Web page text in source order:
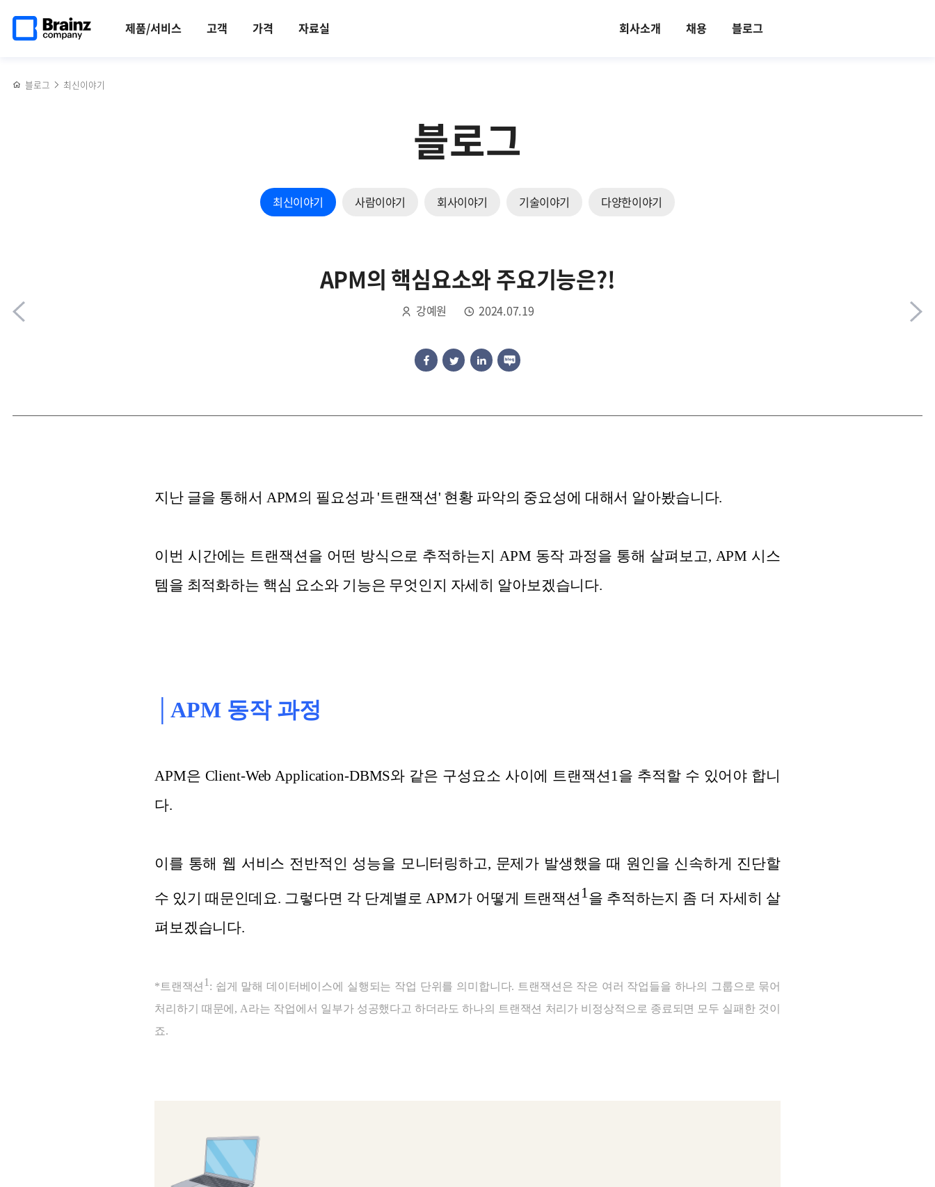
건너뛰기
제품/서비스 고객 가격 자료실 회사소개 채용 블로그
페이지로
블로그 최신이야기
블로그
최신이야기 사람이야기 회사이야기 기술이야기 다양한이야기
모니터링의
중요성과
기준은?!
APM의 핵심요소와 주요기능은?!
강예원 2024.07.19
공유하기
공유하기
공유하기
공유하기
(Observability)
지난 글을 통해서 APM의 필요성과 '트랜잭션' 현황 파악의 중요성에 대해서 알아봤습니다.
이번 시간에는 트랜잭션을 어떤 방식으로 추적하는지 APM 동작 과정을 통해 살펴보고, APM 시스
템을 최적화하는 핵심 요소와 기능은 무엇인지 자세히 알아보겠습니다.
│APM 동작 과정
APM은 Client-Web Application-DBMS와 같은 구성요소 사이에 트랜잭션1을 추적할 수 있어야 합니
다.
이를 통해 웹 서비스 전반적인 성능을 모니터링하고, 문제가 발생했을 때 원인을 신속하게 진단할
수 있기 때문인데요. 그렇다면 각 단계별로 APM가 어떻게 트랜잭션 1 을 추적하는지 좀 더 자세히 살
펴보겠습니다.
*트랜잭션 1 : 쉽게 말해 데이터베이스에 실행되는 작업 단위를 의미합니다. 트랜잭션은 작은 여러 작업들을 하나의 그룹으로 묶어
처리하기 때문에, A라는 작업에서 일부가 성공했다고 하더라도 하나의 트랜잭션 처리가 비정상적으로 종료되면 모두 실패한 것이
죠.